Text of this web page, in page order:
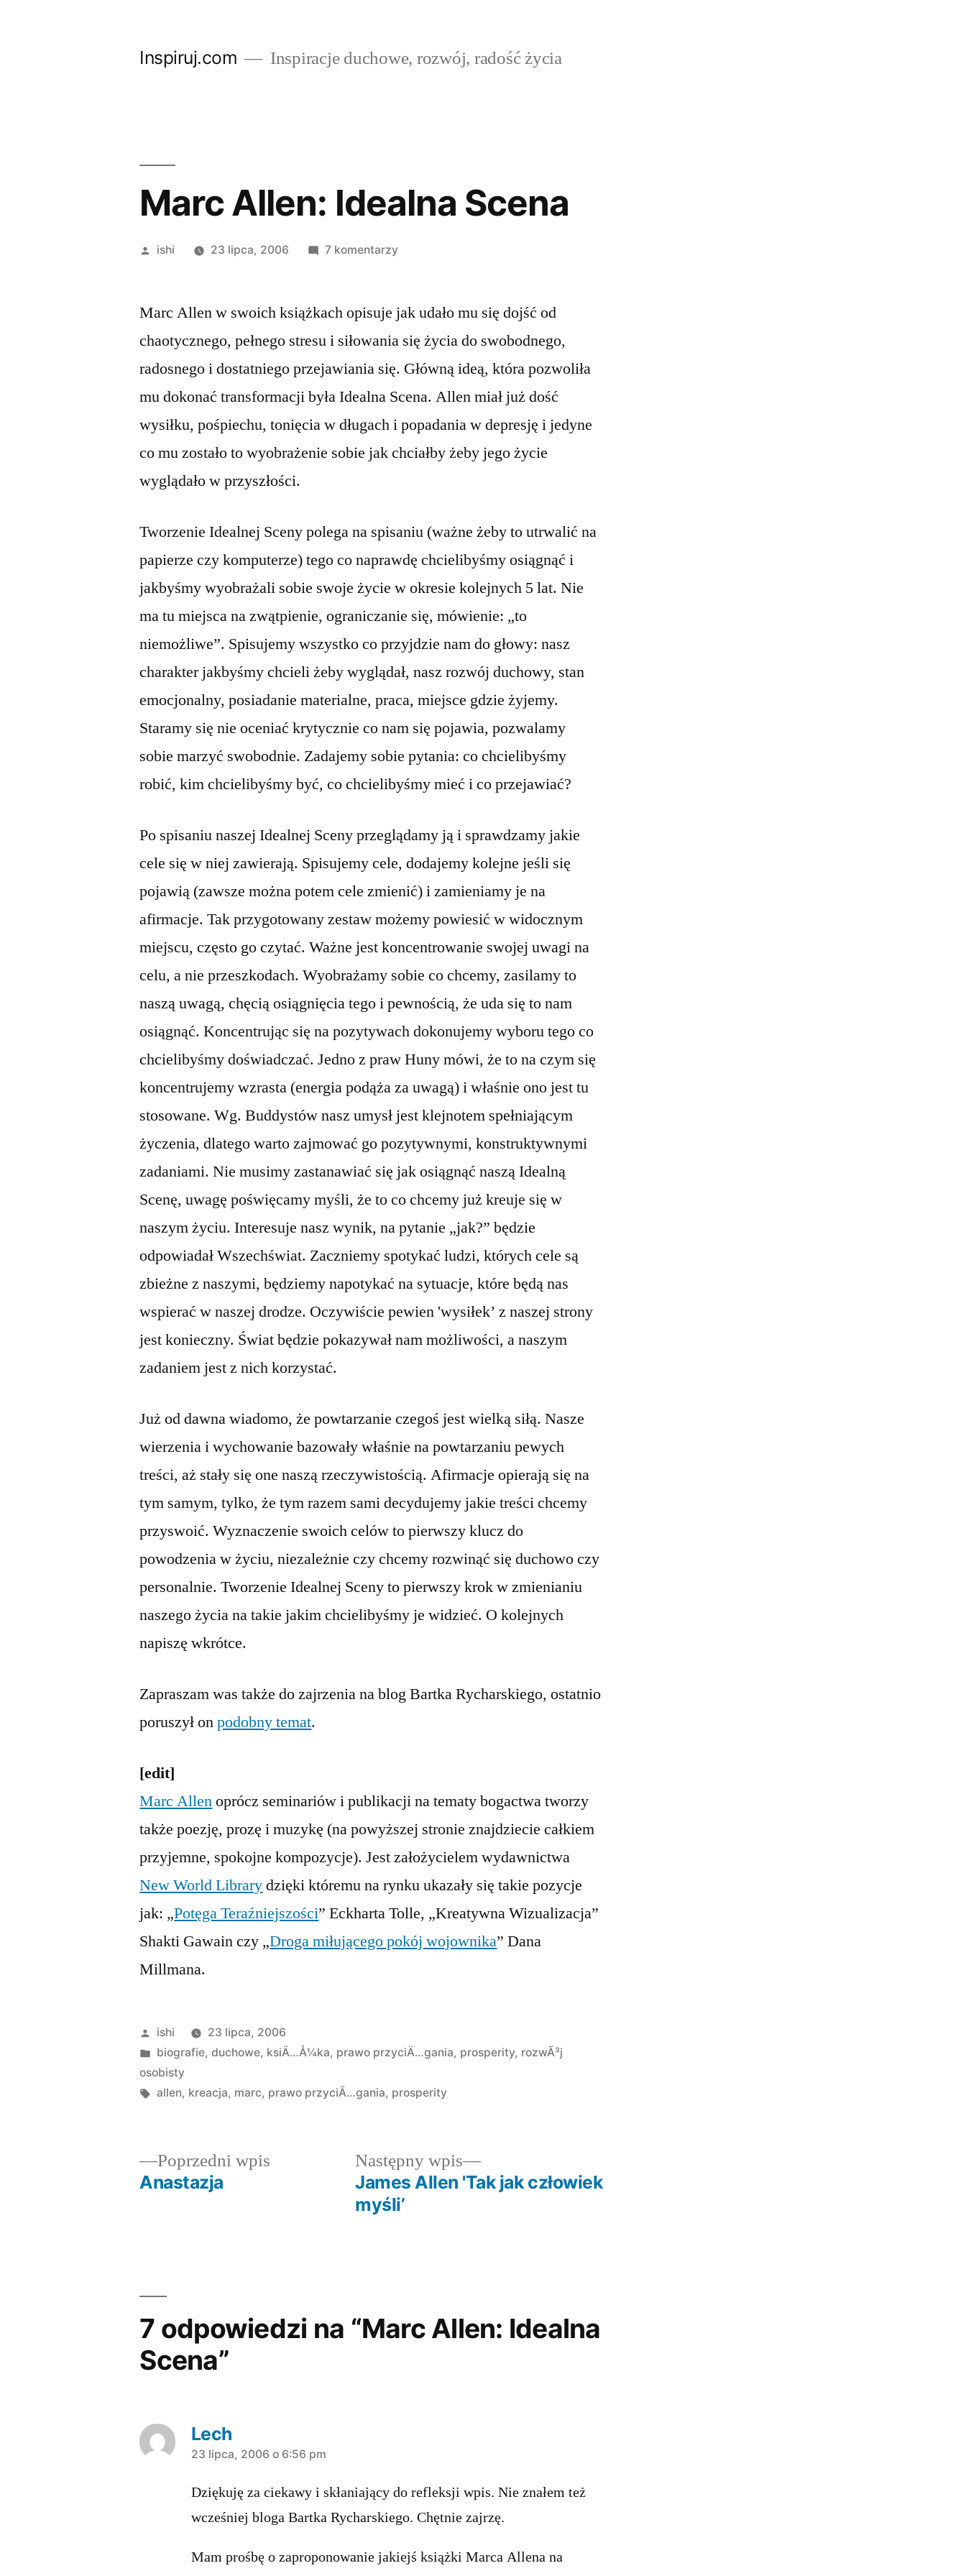
Inspiruj.com Inspiracje duchowe, rozwój, radość życia
Marc Allen: Idealna Scena
Opublikowane
ishi 23 lipca, 2006 7 komentarzydo
Idealna
Marc Allen w swoich książkach opisuje jak udało mu się dojść od
chaotycznego, pełnego stresu i siłowania się życia do swobodnego,
radosnego i dostatniego przejawiania się. Główną ideą, która pozwoliła
mu dokonać transformacji była Idealna Scena. Allen miał już dość
wysiłku, pośpiechu, tonięcia w długach i popadania w depresję i jedyne
co mu zostało to wyobrażenie sobie jak chciałby żeby jego życie
wyglądało w przyszłości.
Tworzenie Idealnej Sceny polega na spisaniu (ważne żeby to utrwalić na
papierze czy komputerze) tego co naprawdę chcielibyśmy osiągnąć i
jakbyśmy wyobrażali sobie swoje życie w okresie kolejnych 5 lat. Nie
ma tu miejsca na zwątpienie, ograniczanie się, mówienie: „to
niemożliwe”. Spisujemy wszystko co przyjdzie nam do głowy: nasz
charakter jakbyśmy chcieli żeby wyglądał, nasz rozwój duchowy, stan
emocjonalny, posiadanie materialne, praca, miejsce gdzie żyjemy.
Staramy się nie oceniać krytycznie co nam się pojawia, pozwalamy
sobie marzyć swobodnie. Zadajemy sobie pytania: co chcielibyśmy
robić, kim chcielibyśmy być, co chcielibyśmy mieć i co przejawiać?
Po spisaniu naszej Idealnej Sceny przeglądamy ją i sprawdzamy jakie
cele się w niej zawierają. Spisujemy cele, dodajemy kolejne jeśli się
pojawią (zawsze można potem cele zmienić) i zamieniamy je na
afirmacje. Tak przygotowany zestaw możemy powiesić w widocznym
miejscu, często go czytać. Ważne jest koncentrowanie swojej uwagi na
celu, a nie przeszkodach. Wyobrażamy sobie co chcemy, zasilamy to
naszą uwagą, chęcią osiągnięcia tego i pewnością, że uda się to nam
osiągnąć. Koncentrując się na pozytywach dokonujemy wyboru tego co
chcielibyśmy doświadczać. Jedno z praw Huny mówi, że to na czym się
koncentrujemy wzrasta (energia podąża za uwagą) i właśnie ono jest tu
stosowane. Wg. Buddystów nasz umysł jest klejnotem spełniającym
życzenia, dlatego warto zajmować go pozytywnymi, konstruktywnymi
zadaniami. Nie musimy zastanawiać się jak osiągnąć naszą Idealną
Scenę, uwagę poświęcamy myśli, że to co chcemy już kreuje się w
naszym życiu. Interesuje nasz wynik, na pytanie „jak?” będzie
odpowiadał Wszechświat. Zaczniemy spotykać ludzi, których cele są
zbieżne z naszymi, będziemy napotykać na sytuacje, które będą nas
wspierać w naszej drodze. Oczywiście pewien 'wysiłek’ z naszej strony
jest konieczny. Świat będzie pokazywał nam możliwości, a naszym
zadaniem jest z nich korzystać.
Już od dawna wiadomo, że powtarzanie czegoś jest wielką siłą. Nasze
wierzenia i wychowanie bazowały właśnie na powtarzaniu pewych
treści, aż stały się one naszą rzeczywistością. Afirmacje opierają się na
tym samym, tylko, że tym razem sami decydujemy jakie treści chcemy
przyswoić. Wyznaczenie swoich celów to pierwszy klucz do
powodzenia w życiu, niezależnie czy chcemy rozwinąć się duchowo czy
personalnie. Tworzenie Idealnej Sceny to pierwszy krok w zmienianiu
naszego życia na takie jakim chcielibyśmy je widzieć. O kolejnych
napiszę wkrótce.
Zapraszam was także do zajrzenia na blog Bartka Rycharskiego, ostatnio
poruszył onpodobny temat.
[edit]
Marc Allenoprócz seminariów i publikacji na tematy bogactwa tworzy
także poezję, prozę i muzykę (na powyższej stronie znajdziecie całkiem
przyjemne, spokojne kompozycje). Jest założycielem wydawnictwa
New World Librarydzięki któremu na rynku ukazały się takie pozycje
jak: „Potęga Teraźniejszości” Eckharta Tolle, „Kreatywna Wizualizacja”
Shakti Gawain czy „Droga miłującego pokój wojownika” Dana
Millmana.
Opublikowane
przez
ishi
23 lipca, 2006
Opublikowano
w
biografie,duchowe, ksiÄ…Å¼ka, prawo przyciÄ…gania, prosperity, rozwÃ³j
osobisty
Tagi:
allen, kreacja, marc, prawo przyciÄ…gania, prosperity
Nawigacja
Poprzedni wpis
Anastazja
Następny wpis
Następny
wpis:
James Allen 'Tak jak człowiek
myśli’
7 odpowiedzi na “Marc Allen: Idealna
Scena”
Lech
komentarz:
23 lipca, 2006 o 6:56 pm
Dziękuję za ciekawy i skłaniający do refleksji wpis. Nie znałem też
wcześniej bloga Bartka Rycharskiego. Chętnie zajrzę.
Mam prośbę o zaproponowanie jakiejś książki Marca Allena na